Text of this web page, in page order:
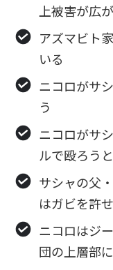
上被害が広
アズマビト
いる
ニコロがサ
う
ニコロがサ
ルで殴ろう
サシャの父
はガビを許
ニコロはジ
団の上層部